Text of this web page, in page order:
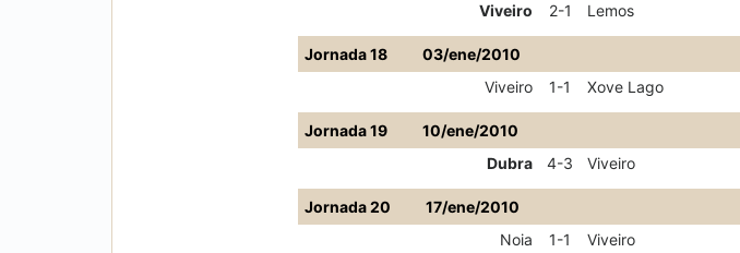
Viveiro
2-1 Lemos
Jornada 18
03/ene/2010
Viveiro
1-1 Xove Lago
Jornada 19
10/ene/2010
Dubra
4-3 Viveiro
Jornada 20
17/ene/2010
Noia
1-1 Viveiro